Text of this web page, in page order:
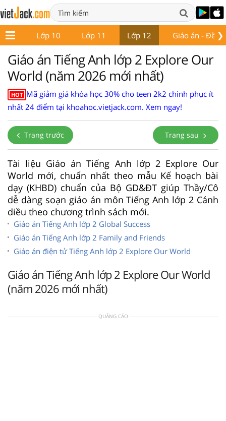
❯
9 Lớp 10 Lớp 11 Lớp 12 Giáo án - Đề thi
Giáo án Tiếng Anh lớp 2 Explore Our
World (năm 2026 mới nhất)
HOT Mã giảm giá khóa học 30% cho teen 2k2 chinh phục ít
nhất 24 điểm tại khoahoc.vietjack.com. Xem ngay!
Trang trước Trang sau
Tài liệu Giáo án Tiếng Anh lớp 2 Explore Our
World mới, chuẩn nhất theo mẫu Kế hoạch bài
dạy (KHBD) chuẩn của Bộ GD&ĐT giúp Thầy/Cô
dễ dàng soạn giáo án môn Tiếng Anh lớp 2 Cánh
diều theo chương trình sách mới.
Giáo án Tiếng Anh lớp 2 Global Success
Giáo án Tiếng Anh lớp 2 Family and Friends
Giáo án điện tử Tiếng Anh lớp 2 Explore Our World
Giáo án Tiếng Anh lớp 2 Explore Our World
(năm 2026 mới nhất)
QUẢNG CÁO